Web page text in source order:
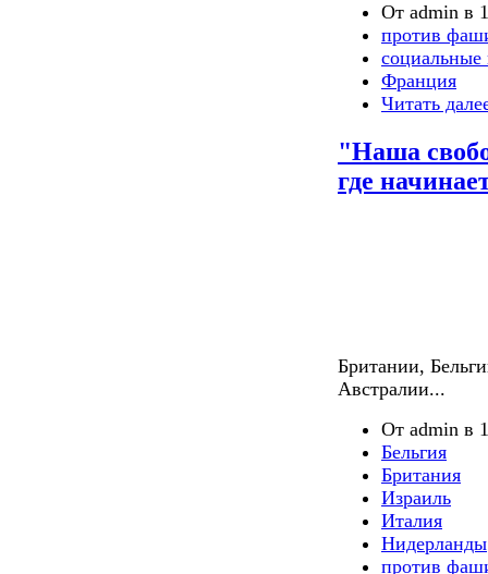
От admin в
против
социальные
Франция
Читать
"Наша
где
Британии,
Австралии...
От admin в
Бельгия
Британия
Израиль
Италия
Нидерланды
против